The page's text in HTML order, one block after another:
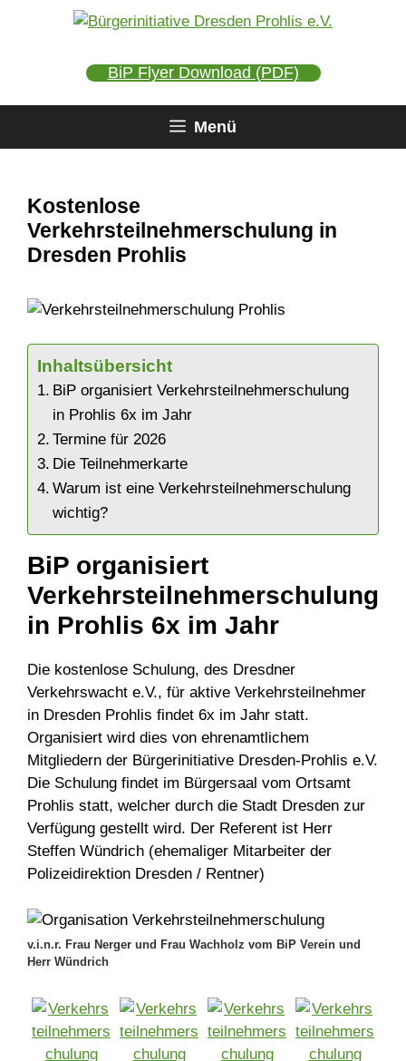
BiP Flyer Download (PDF)
Menü
Kostenlose
Verkehrsteilnehmerschulung in
Dresden Prohlis
Inhaltsübersicht
BiP organisiert Verkehrsteilnehmerschulung
in Prohlis 6x im Jahr
Termine für 2026
Die Teilnehmerkarte
Warum ist eine Verkehrsteilnehmerschulung
wichtig?
BiP organisiert
Verkehrsteilnehmerschulung
in Prohlis 6x im Jahr
Die kostenlose Schulung, des Dresdner
Verkehrswacht e.V., für aktive Verkehrsteilnehmer
in Dresden Prohlis findet 6x im Jahr statt.
Organisiert wird dies von ehrenamtlichem
Mitgliedern der Bürgerinitiative Dresden-Prohlis e.V.
Die Schulung findet im Bürgersaal vom Ortsamt
Prohlis statt, welcher durch die Stadt Dresden zur
Verfügung gestellt wird. Der Referent ist Herr
Steffen Wündrich (ehemaliger Mitarbeiter der
Polizeidirektion Dresden / Rentner)
v.i.n.r. Frau Nerger und Frau Wachholz vom BiP Verein und
Herr Wündrich